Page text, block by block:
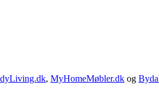
, MyHomeMøbler.dk og